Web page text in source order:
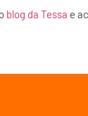
blog da Tessa e